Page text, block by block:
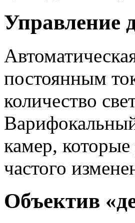
Управление
постоянным
количество
камер, которые
частого
Объектив